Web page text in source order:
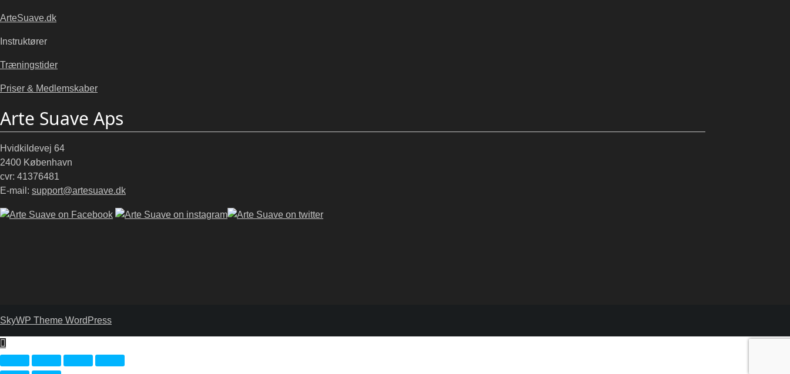
ArteSuave.dk
Instruktører
Træningstider
Priser & Medlemskaber
Arte Suave Aps
Hvidkildevej 64
2400 København
cvr: 41376481
E-mail: support@artesuave.dk
SkyWP Theme WordPress